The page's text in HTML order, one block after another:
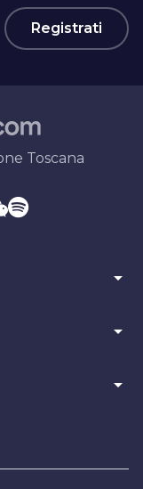
Registrati
Toscana
arrow_drop_down
arrow_drop_down
arrow_drop_down